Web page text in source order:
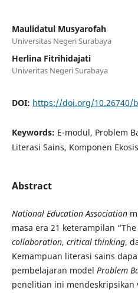
Maulidatul Musyarofah
Universitas Negeri Surabaya
Herlina Fitrihidajati
Univeritas Negeri Surabaya
DOI: https://doi.org/10.26740/
Keywords: E-modul, Problem
Literasi Sains, Komponen
Abstract
National Education Association
masa era 21 keterampilan “The
collaboration, critical thinking,
Kemampuan literasi sains
pembelajaran model Problem
penelitian ini mendeskripsikan